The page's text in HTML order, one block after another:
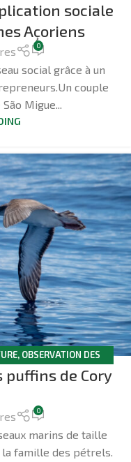
sociale
Açoriens
0
social grâce à un
couple
Migue...
, OBSERVATION DES
puffins de Cory
0
marins de taille
famille des pétrels.